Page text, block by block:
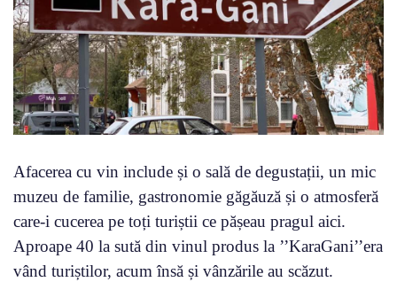
Afacerea cu vin include și o sală de degustații, un mic
muzeu de familie, gastronomie găgăuză și o atmosferă
care-i cucerea pe toți turiștii ce pășeau pragul aici.
Aproape 40 la sută din vinul produs la ’’KaraGani’’era
vând turiștilor, acum însă și vânzările au scăzut.